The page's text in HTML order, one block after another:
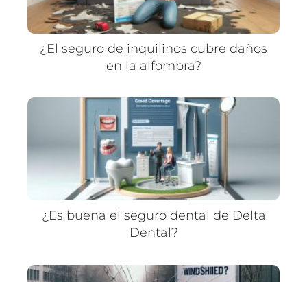
¿El seguro de inquilinos cubre daños
en la alfombra?
¿Es buena el seguro dental de Delta
Dental?